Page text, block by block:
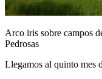
Arco iris sobre campos
Pedrosas
Llegamos al quinto mes